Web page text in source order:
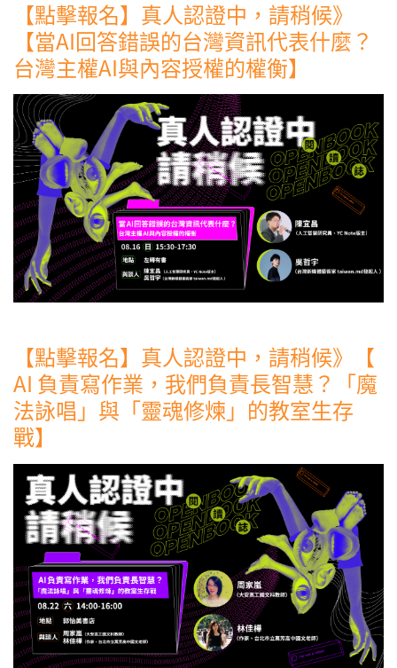
【點擊報名】真人認證中，請稍候》
【當AI回答錯誤的台灣資訊代表什麼？
台灣主權AI與內容授權的權衡】
【點擊報名】真人認證中，請稍候》【
AI 負責寫作業，我們負責長智慧？「魔
法詠唱」與「靈魂修煉」的教室生存
戰】